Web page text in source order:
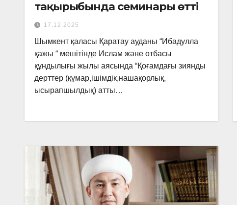
тақырыбында семинары өтті
17.12.2025
Шымкент қаласы Қаратау ауданы “Ибадулла
қажы “ мешітінде Ислам және отбасы
құндылығы жылы аясында “Қоғамдағы зиянды
дерттер (құмар,ішімдік,нашақорлық,
ысырапшылдық) атты…